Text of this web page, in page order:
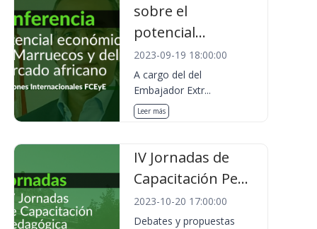
sobre el
potencial...
2023-09-19 18:00:00
A cargo del del
Embajador Extr...
Leer más
IV Jornadas de
Capacitación Pe...
2023-10-20 17:00:00
Debates y propuestas